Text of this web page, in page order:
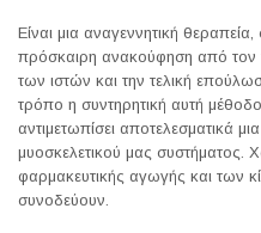
Είναι μια αναγεννητική
πρόσκαιρη ανακούφηση από τον
των ιστών και την τελική
τρόπο η συντηρητική αυτή
αντιμετωπίσει αποτελεσματικά
μυοσκελετικού μας συστήματος.
φαρμακευτικής αγωγής και των
συνοδεύουν.